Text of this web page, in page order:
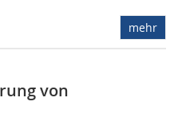
mehr
von